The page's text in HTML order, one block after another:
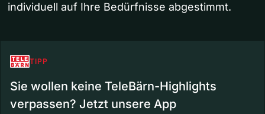
individuell auf Ihre Bedürfnisse abgestimmt.
TIPP
Sie wollen keine TeleBärn-Highlights
verpassen? Jetzt unsere App